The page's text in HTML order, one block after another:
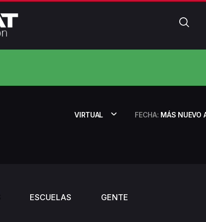
VIRTUAL FECHA: MÁS NUEVO
ESCUELAS GENTE